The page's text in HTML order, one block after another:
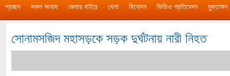
প্রচ্ছদ সকল সংবাদ জেলার বাইরে খেলা বিনোদন ভিডিও প্রতিবেদন মুক্তাঙ্গন
সোনামসজিদ মহাসড়কে সড়ক দুর্ঘটনায় নারী নিহত